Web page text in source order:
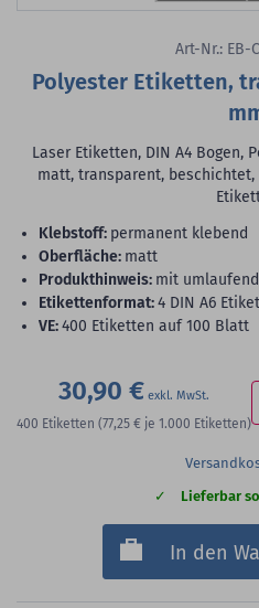
Art-Nr.: EB-
Polyester Etiketten,
Laser Etiketten, DIN A4 Bogen,
matt, transparent, beschichtet,
Klebstoff: permanent klebend
Oberfläche: matt
Produkthinweis: mit
Etikettenformat:4 DIN A6
VE:400 Etiketten auf 100 Blatt
30,90 €
400 Etiketten (77,25 € je 1.000 Etiketten)
Lieferbar
In den